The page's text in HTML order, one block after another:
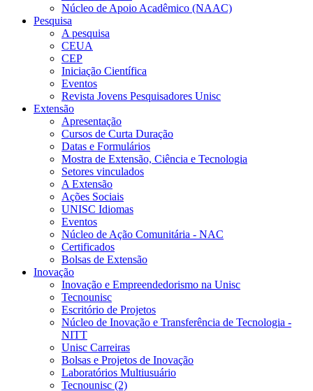
Núcleo de Apoio Acadêmico (NAAC)
Pesquisa
A pesquisa
CEUA
CEP
Iniciação Científica
Eventos
Revista Jovens Pesquisadores Unisc
Extensão
Apresentação
Cursos de Curta Duração
Datas e Formulários
Mostra de Extensão, Ciência e Tecnologia
Setores vinculados
A Extensão
Ações Sociais
UNISC Idiomas
Eventos
Núcleo de Ação Comunitária - NAC
Certificados
Bolsas de Extensão
Inovação
Inovação e Empreendedorismo na Unisc
Tecnounisc
Escritório de Projetos
Núcleo de Inovação e Transferência de Tecnologia -
NITT
Unisc Carreiras
Bolsas e Projetos de Inovação
Laboratórios Multiusuário
Tecnounisc (2)